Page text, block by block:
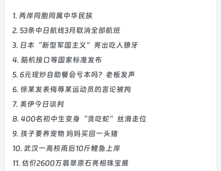
1. 两岸同胞同属中华民族
2. 53条中日航线3月取消全部航班
3. 日本“新型军国主义”亮出吃人獠牙
4. 脑机接口等国家标准发布
5. 6元现炒自助餐会亏本吗？老板发声
6. 徐某发表侮辱某运动员的言论被拘
7. 美伊今日谈判
8. 400名初中生变身“贪吃蛇”丝滑走位
9. 孩子要养宠物 妈妈买回一头猪
10. 武汉一高校雨后10斤鲤鱼上岸
11. 估价2600万翡翠原石亮相珠宝展